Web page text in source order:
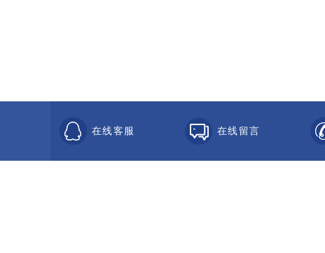
在线客服 在线留言